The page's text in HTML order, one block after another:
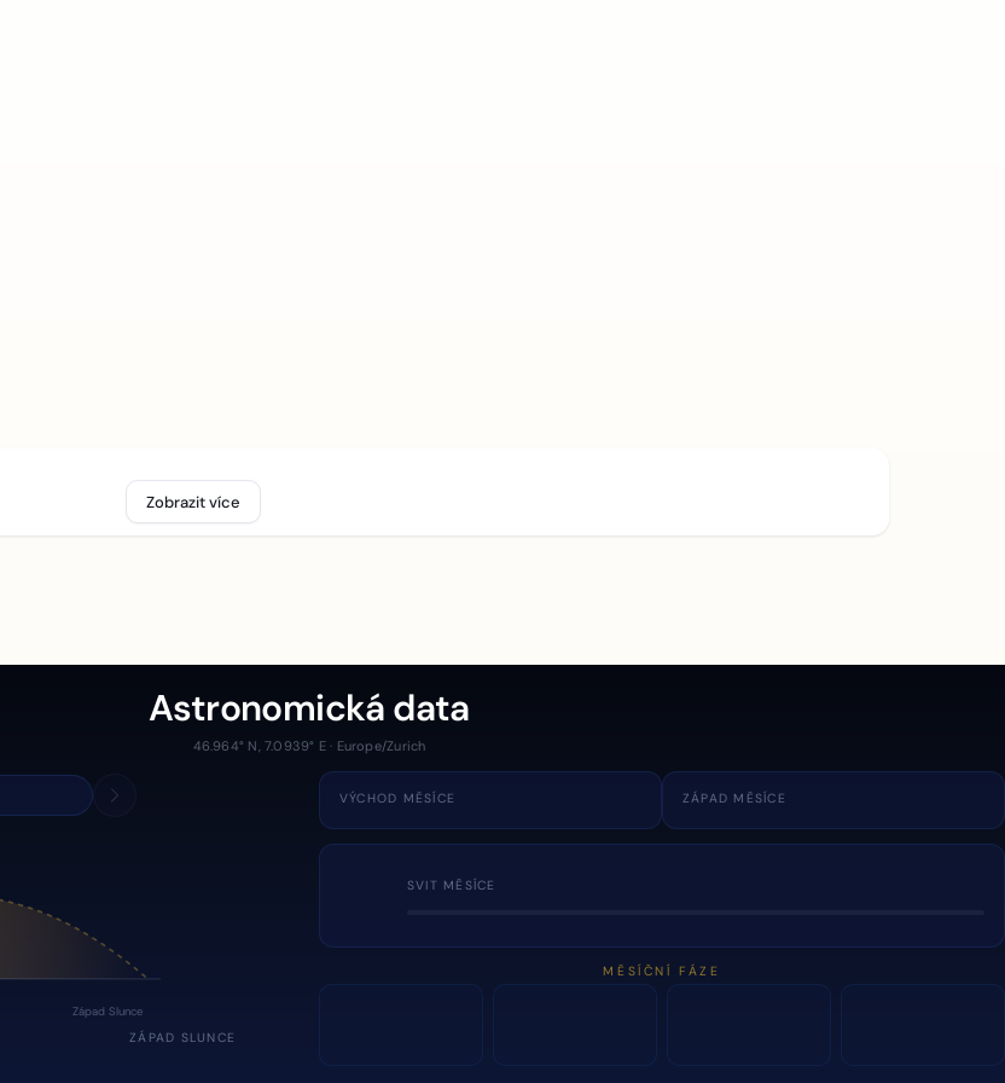
Zobrazit více
Astronomická data
46.964° N, 7.0939° E · Europe/Zurich
Západ Slunce
ZÁPAD SLUNCE
VÝCHOD MĚSÍCE ZÁPAD MĚSÍCE
SVIT MĚSÍCE
MĚSÍČNÍ FÁZE